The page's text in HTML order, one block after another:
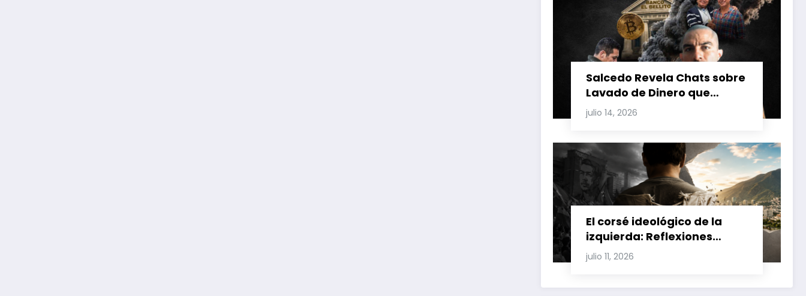
venezolana
Salcedo Revela Chats sobre
Lavado de Dinero que
Involucran a Glas, Correa y
Juan Fernando Petro en el
julio 14, 2026
El corsé ideológico de la
izquierda: Reflexiones
sobre el fracaso chavista y
la crisis moral en América
julio 11, 2026